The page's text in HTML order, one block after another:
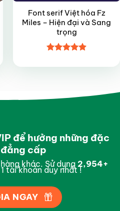
Font serif Việt hóa Fz
Miles – Hiện đại và Sang
trọng
hạng4.95
để hưởng những đặc
cấp
khác. Sử dụng 2,997+
tài khoản duy nhất !
NGAY